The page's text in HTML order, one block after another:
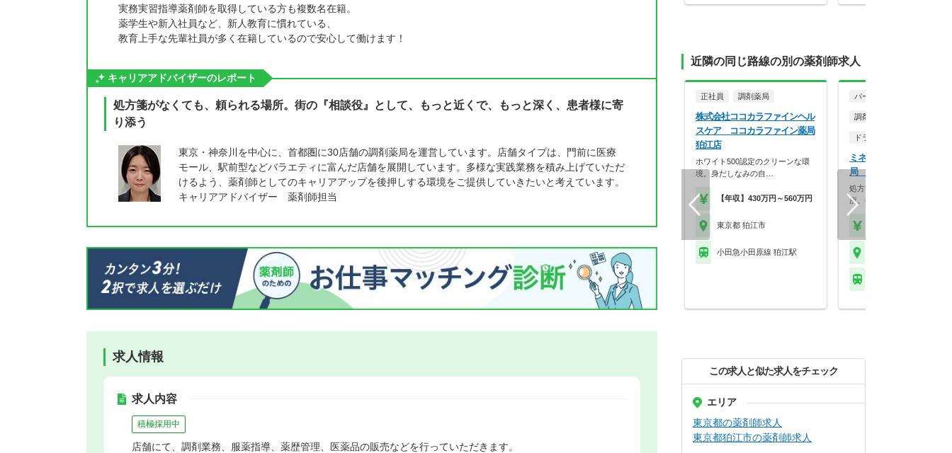
実務実習指導薬剤師を取得している方も複数名在籍。
薬学生や新入社員など、新人教育に慣れている、
教育上手な先輩社員が多く在籍しているので安心して働けます！
キャリアアドバイザーのレポート
処方箋がなくても、頼られる場所。街の『相談役』として、もっと近くで、もっと深く、患者様に寄
り添う
東京・神奈川を中心に、首都圏に30店舗の調剤薬局を運営しています。店舗タイプは、門前に医療
モール、駅前型などバラエティに富んだ店舗を展開しています。多様な実践業務を積み上げていただ
けるよう、薬剤師としてのキャリアアップを後押しする環境をご提供していきたいと考えています。
キャリアアドバイザー 薬剤師担当
求人情報
求人内容
積極採用中
店舗にて、調剤業務、服薬指導、薬歴管理、医薬品の販売などを行っていただきます。
近隣の同じ路線の別の薬剤師求人
正社員 調剤薬局
株式会社ココカラファインヘル
スケア ココカラファイン薬局
狛江店
ホワイト500認定のクリーンな環
境。身だしなみの自…
【年収】430万円～560万円
東京都 狛江市
小田急小田原線 狛江駅
パート・アルバイト
調剤薬局
ドラッグストア（調剤併設
ミネ医薬品株式会社 ミ
局 狛江駅前店
処方箋がなくても、頼られる
所。街の『相談役』とし…
この求人と似た求人をチェック
エリア
東京都の薬剤師求人
東京都狛江市の薬剤師求人